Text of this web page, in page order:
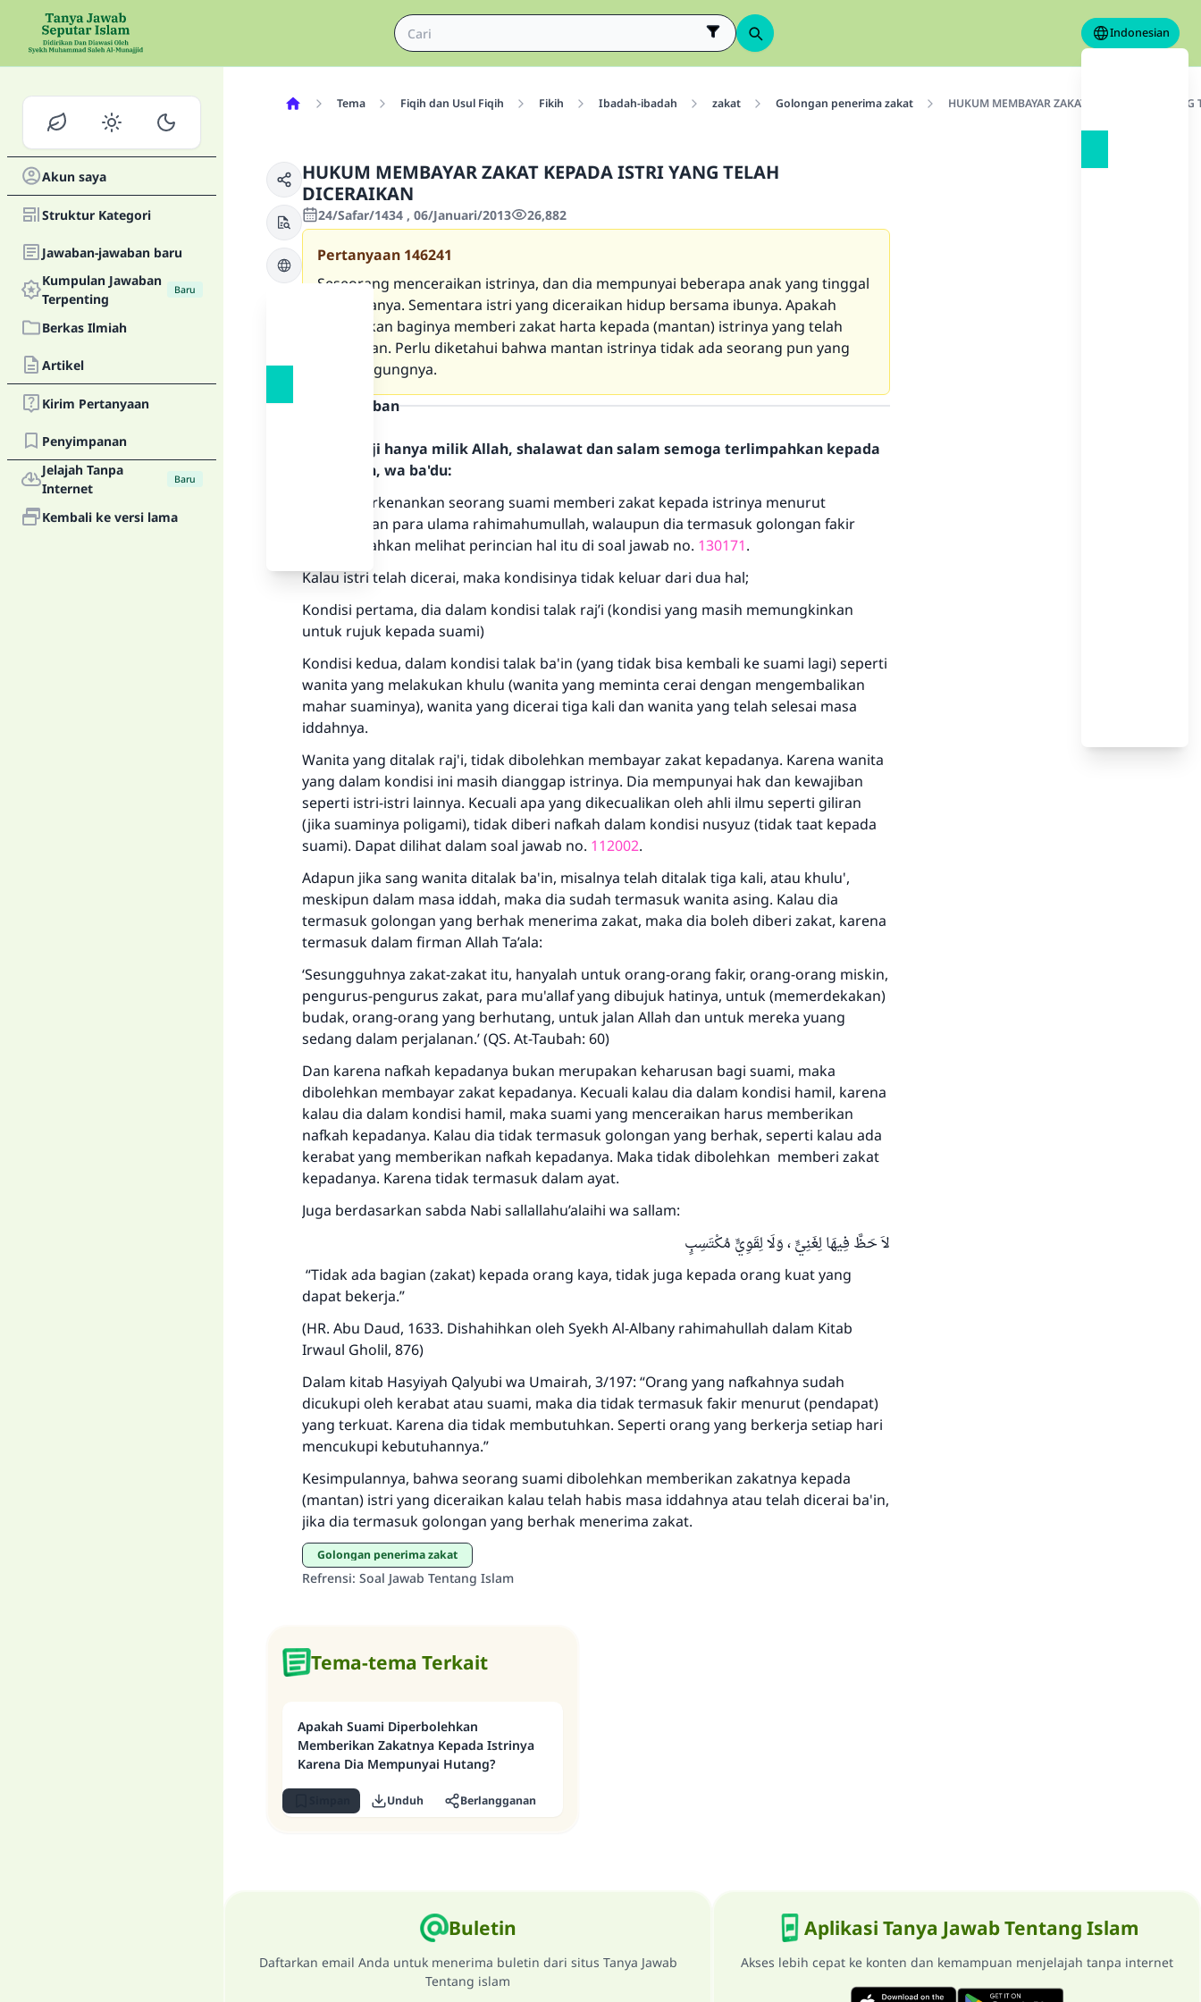
Indonesian
Akun saya
Struktur Kategori
Jawaban-jawaban baru
Kumpulan Jawaban
Terpenting
Baru
Berkas Ilmiah
Artikel
Kirim Pertanyaan
Penyimpanan
Jelajah Tanpa
Internet
Baru
Kembali ke versi lama
Tema Fiqih dan Usul Fiqih Fikih Ibadah-ibadah zakat Golongan penerima zakat HUKUM MEMBAYAR ZAKAT KEPADA ISTRI
HUKUM MEMBAYAR ZAKAT KEPADA ISTRI YANG TELAH
DICERAIKAN
24/Safar/1434 , 06/Januari/2013 26,882
Pertanyaan 146241
Seseorang menceraikan istrinya, dan dia mempunyai beberapa anak yang tinggal
bersamanya. Sementara istri yang diceraikan hidup bersama ibunya. Apakah
dibolehkan baginya memberi zakat harta kepada (mantan) istrinya yang telah
diceraikan. Perlu diketahui bahwa mantan istrinya tidak ada seorang pun yang
menanggungnya.
Teks Jawaban
Segala puji hanya milik Allah, shalawat dan salam semoga terlimpahkan kepada
Rasulullah, wa ba'du:
Tidak diperkenankan seorang suami memberi zakat kepada istrinya menurut
kesepakatan para ulama rahimahumullah, walaupun dia termasuk golongan fakir
miskin. Silahkan melihat perincian hal itu di soal jawab no. 130171.
Kalau istri telah dicerai, maka kondisinya tidak keluar dari dua hal;
Kondisi pertama, dia dalam kondisi talak raj’i (kondisi yang masih memungkinkan
untuk rujuk kepada suami)
Kondisi kedua, dalam kondisi talak ba'in (yang tidak bisa kembali ke suami lagi) seperti
wanita yang melakukan khulu (wanita yang meminta cerai dengan mengembalikan
mahar suaminya), wanita yang dicerai tiga kali dan wanita yang telah selesai masa
iddahnya.
Wanita yang ditalak raj'i, tidak dibolehkan membayar zakat kepadanya. Karena wanita
yang dalam kondisi ini masih dianggap istrinya. Dia mempunyai hak dan kewajiban
seperti istri-istri lainnya. Kecuali apa yang dikecualikan oleh ahli ilmu seperti giliran
(jika suaminya poligami), tidak diberi nafkah dalam kondisi nusyuz (tidak taat kepada
suami). Dapat dilihat dalam soal jawab no. 112002.
Adapun jika sang wanita ditalak ba'in, misalnya telah ditalak tiga kali, atau khulu',
meskipun dalam masa iddah, maka dia sudah termasuk wanita asing. Kalau dia
termasuk golongan yang berhak menerima zakat, maka dia boleh diberi zakat, karena
termasuk dalam firman Allah Ta’ala:
‘Sesungguhnya zakat-zakat itu, hanyalah untuk orang-orang fakir, orang-orang miskin,
pengurus-pengurus zakat, para mu'allaf yang dibujuk hatinya, untuk (memerdekakan)
budak, orang-orang yang berhutang, untuk jalan Allah dan untuk mereka yuang
sedang dalam perjalanan.’ (QS. At-Taubah: 60)
Dan karena nafkah kepadanya bukan merupakan keharusan bagi suami, maka
dibolehkan membayar zakat kepadanya. Kecuali kalau dia dalam kondisi hamil, karena
kalau dia dalam kondisi hamil, maka suami yang menceraikan harus memberikan
nafkah kepadanya. Kalau dia tidak termasuk golongan yang berhak, seperti kalau ada
kerabat yang memberikan nafkah kepadanya. Maka tidak dibolehkan memberi zakat
kepadanya. Karena tidak termasuk dalam ayat.
Juga berdasarkan sabda Nabi sallallahu’alaihi wa sallam:
لاَ حَظَّ فِيهَا لِغَنِيٍّ ، وَلَا لِقَوِيٍّ مُكْتَسِبٍ
“Tidak ada bagian (zakat) kepada orang kaya, tidak juga kepada orang kuat yang
dapat bekerja.”
(HR. Abu Daud, 1633. Dishahihkan oleh Syekh Al-Albany rahimahullah dalam Kitab
Irwaul Gholil, 876)
Dalam kitab Hasyiyah Qalyubi wa Umairah, 3/197: “Orang yang nafkahnya sudah
dicukupi oleh kerabat atau suami, maka dia tidak termasuk fakir menurut (pendapat)
yang terkuat. Karena dia tidak membutuhkan. Seperti orang yang berkerja setiap hari
mencukupi kebutuhannya.”
Kesimpulannya, bahwa seorang suami dibolehkan memberikan zakatnya kepada
(mantan) istri yang diceraikan kalau telah habis masa iddahnya atau telah dicerai ba'in,
jika dia termasuk golongan yang berhak menerima zakat.
Golongan penerima zakat
Refrensi: Soal Jawab Tentang Islam
Tema-tema Terkait
Apakah Suami Diperbolehkan
Memberikan Zakatnya Kepada Istrinya
Karena Dia Mempunyai Hutang?
Unduh Berlangganan
Buletin
Daftarkan email Anda untuk menerima buletin dari situs Tanya Jawab
Tentang islam
Aplikasi Tanya Jawab Tentang Islam
Akses lebih cepat ke konten dan kemampuan menjelajah tanpa internet
Jawaban no. 110845 menyelamatkan
pernikahan.
Bantu kami dalam memberikan jawaban untuk umat
Rasulullah ﷺ bersabda
"Siapa yang menunjukkan suatu kebaikan, meka dia akan
mendapatkan pahala yang sama dengan orang yang
melakukannya"
MUSLIM, 1893